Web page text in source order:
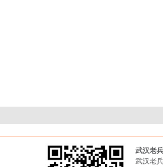
武汉老
武汉老